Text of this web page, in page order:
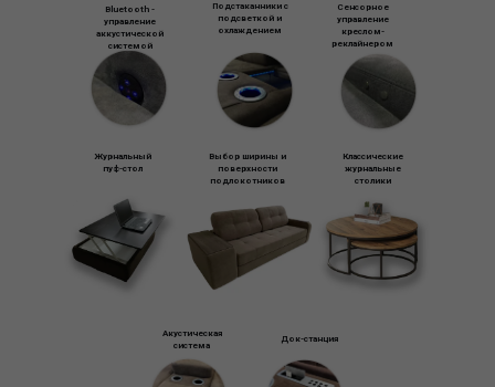
Сенсорное
управление
креслом-
реклайнером
Док-станция
Bluetooth -
управление
аккустической
системой
Подстаканники с
подсветкой и
охлаждением
Акустическая
система
Журнальный
пуф-стол
Выбор ширины и
поверхности
подлокотников
Классические
журнальные
столики